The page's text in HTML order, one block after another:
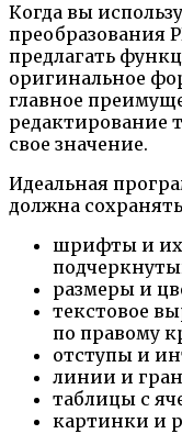
Когда вы
преобразования
предлагать
оригинальное
главное
редактирование
свое значение.
Идеальная
должна
шрифты и их
размеры и
текстовое
по правому
отступы и
линии и
таблицы с
картинки и